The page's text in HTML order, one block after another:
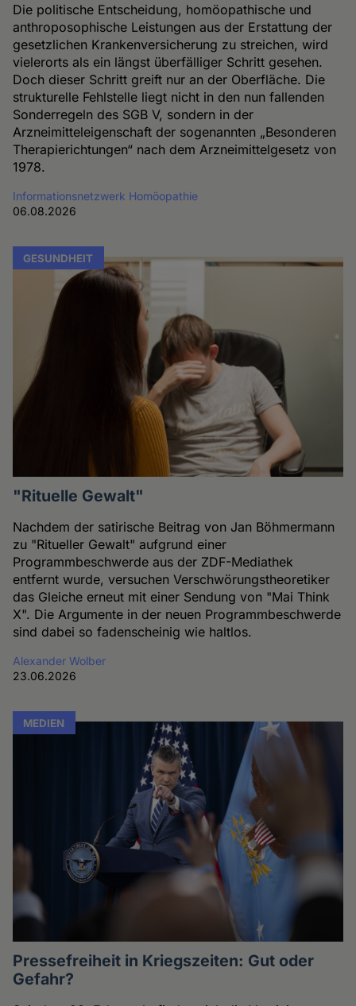
Die politische Entscheidung, homöopathische und
anthroposophische Leistungen aus der Erstattung der
gesetzlichen Krankenversicherung zu streichen, wird
vielerorts als ein längst überfälliger Schritt gesehen.
Doch dieser Schritt greift nur an der Oberfläche. Die
strukturelle Fehlstelle liegt nicht in den nun fallenden
Sonderregeln des SGB V, sondern in der
Arzneimitteleigenschaft der sogenannten „Besonderen
Therapierichtungen“ nach dem Arzneimittelgesetz von
1978.
Informationsnetzwerk Homöopathie
06.08.2026
GESUNDHEIT
"Rituelle Gewalt"
Nachdem der satirische Beitrag von Jan Böhmermann
zu "Ritueller Gewalt" aufgrund einer
Programmbeschwerde aus der ZDF-Mediathek
entfernt wurde, versuchen Verschwörungstheoretiker
das Gleiche erneut mit einer Sendung von "Mai Think
X". Die Argumente in der neuen Programmbeschwerde
sind dabei so fadenscheinig wie haltlos.
Alexander Wolber
23.06.2026
MEDIEN
Pressefreiheit in Kriegszeiten: Gut oder
Gefahr?